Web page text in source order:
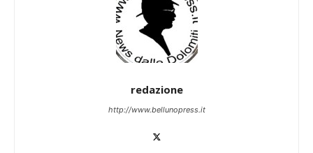
redazione
http://www.bellunopress.it